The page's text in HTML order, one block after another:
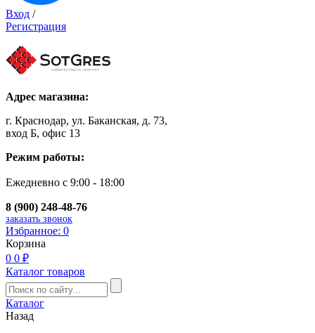
Вход /
Регистрация
Адрес магазина:
г. Краснодар, ул. Баканская, д. 73,
вход Б, офис 13
Режим работы:
Ежедневно с 9:00 - 18:00
8 (900) 248-48-76
заказать звонок
Избранное: 0
Корзина
0 0 ₽
Каталог товаров
Каталог
Назад